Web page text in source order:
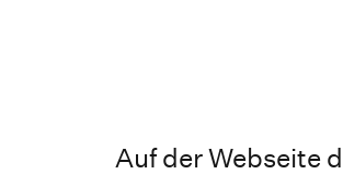
Auf der Webseite